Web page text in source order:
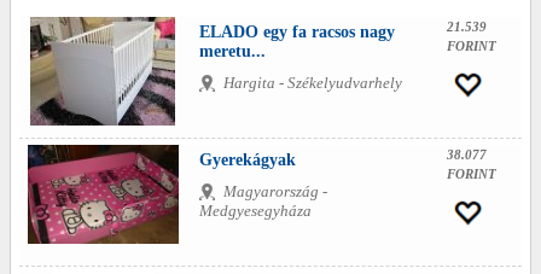
ELADO egy fa racsos nagy
meretu...
Hargita - Székelyudvarhely
21.539
FORINT
Gyerekágyak
Magyarország -
Medgyesegyháza
38.077
FORINT